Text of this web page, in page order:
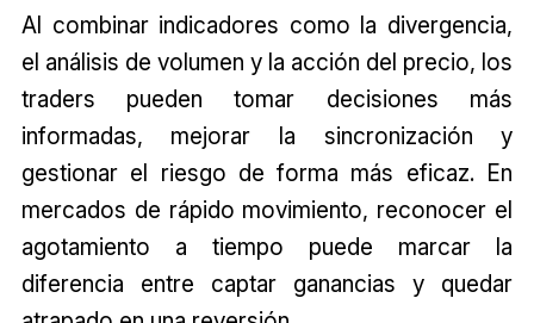
Al combinar indicadores como la divergencia,
el análisis de volumen y la acción del precio, los
traders pueden tomar decisiones más
informadas, mejorar la sincronización y
gestionar el riesgo de forma más eficaz. En
mercados de rápido movimiento, reconocer el
agotamiento a tiempo puede marcar la
diferencia entre captar ganancias y quedar